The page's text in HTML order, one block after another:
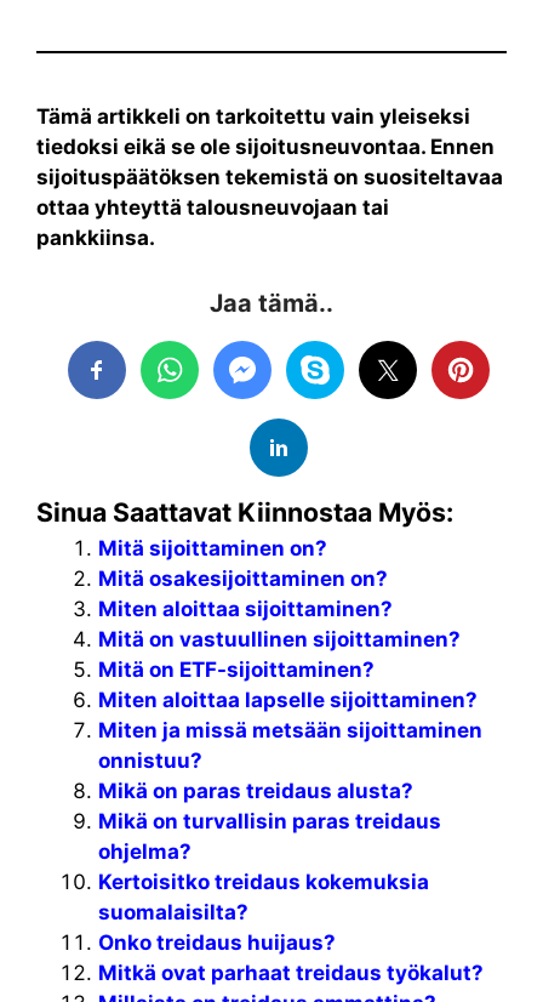
Tämä artikkeli on tarkoitettu vain yleiseksi
tiedoksi eikä se ole sijoitusneuvontaa. Ennen
sijoituspäätöksen tekemistä on suositeltavaa
ottaa yhteyttä talousneuvojaan tai
pankkiinsa.
Jaa tämä..
Sinua Saattavat Kiinnostaa Myös:
Mitä sijoittaminen on?
Mitä osakesijoittaminen on?
Miten aloittaa sijoittaminen?
Mitä on vastuullinen sijoittaminen?
Mitä on ETF-sijoittaminen?
Miten aloittaa lapselle sijoittaminen?
Miten ja missä metsään sijoittaminen
onnistuu?
Mikä on paras treidaus alusta?
Mikä on turvallisin paras treidaus
ohjelma?
Kertoisitko treidaus kokemuksia
suomalaisilta?
Onko treidaus huijaus?
Mitkä ovat parhaat treidaus työkalut?